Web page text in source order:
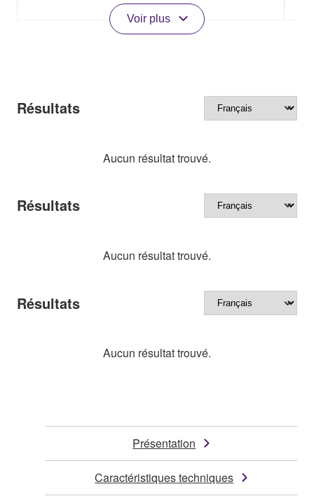
Voir plus
Résultats
Aucun résultat trouvé.
Résultats
Aucun résultat trouvé.
Résultats
Aucun résultat trouvé.
Présentation
Caractéristiques techniques